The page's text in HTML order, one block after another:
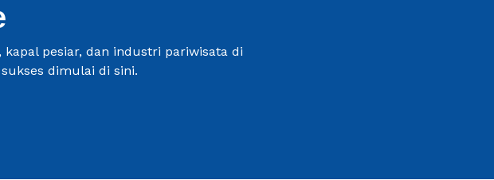
pesiar, dan industri pariwisata di
dimulai di sini.